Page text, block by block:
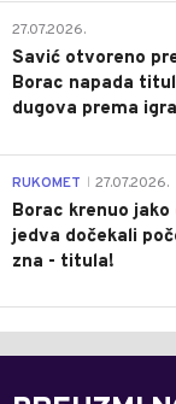
27.07.2026.
Savić otvoreno
Borac napada
dugova prema
RUKOMET 27.07.2026.
Borac krenuo
jedva dočekali
zna - titula!